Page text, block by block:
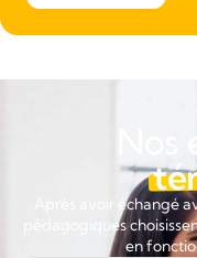
Après avoir échangé
pédagogiques
en